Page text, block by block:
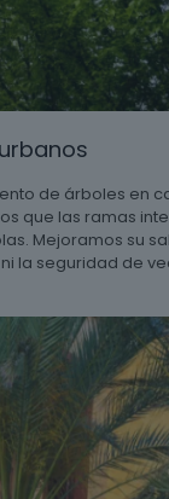
de árboles en
que las ramas
Mejoramos su
la seguridad de